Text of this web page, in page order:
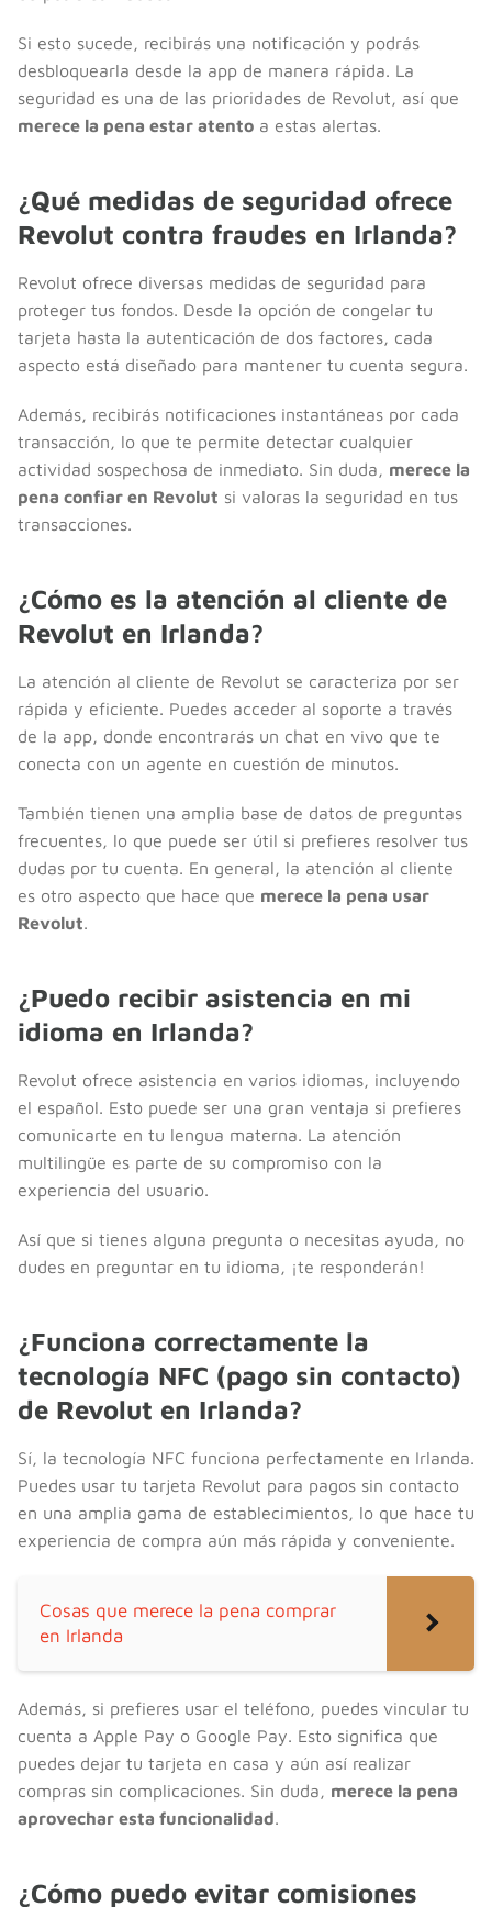
Si esto sucede, recibirás una notificación y podrás
desbloquearla desde la app de manera rápida. La
seguridad es una de las prioridades de Revolut, así que
merece la pena estar atento a estas alertas.
¿Qué medidas de seguridad ofrece
Revolut contra fraudes en Irlanda?
Revolut ofrece diversas medidas de seguridad para
proteger tus fondos. Desde la opción de congelar tu
tarjeta hasta la autenticación de dos factores, cada
aspecto está diseñado para mantener tu cuenta segura.
Además, recibirás notificaciones instantáneas por cada
transacción, lo que te permite detectar cualquier
actividad sospechosa de inmediato. Sin duda, merece la
pena confiar en Revolut si valoras la seguridad en tus
transacciones.
¿Cómo es la atención al cliente de
Revolut en Irlanda?
La atención al cliente de Revolut se caracteriza por ser
rápida y eficiente. Puedes acceder al soporte a través
de la app, donde encontrarás un chat en vivo que te
conecta con un agente en cuestión de minutos.
También tienen una amplia base de datos de preguntas
frecuentes, lo que puede ser útil si prefieres resolver tus
dudas por tu cuenta. En general, la atención al cliente
es otro aspecto que hace que merece la pena usar
Revolut.
¿Puedo recibir asistencia en mi
idioma en Irlanda?
Revolut ofrece asistencia en varios idiomas, incluyendo
el español. Esto puede ser una gran ventaja si prefieres
comunicarte en tu lengua materna. La atención
multilingüe es parte de su compromiso con la
experiencia del usuario.
Así que si tienes alguna pregunta o necesitas ayuda, no
dudes en preguntar en tu idioma, ¡te responderán!
¿Funciona correctamente la
tecnología NFC (pago sin contacto)
de Revolut en Irlanda?
Sí, la tecnología NFC funciona perfectamente en Irlanda.
Puedes usar tu tarjeta Revolut para pagos sin contacto
en una amplia gama de establecimientos, lo que hace tu
experiencia de compra aún más rápida y conveniente.
Cosas que merece la pena comprar
en Irlanda
Además, si prefieres usar el teléfono, puedes vincular tu
cuenta a Apple Pay o Google Pay. Esto significa que
puedes dejar tu tarjeta en casa y aún así realizar
compras sin complicaciones. Sin duda, merece la pena
aprovechar esta funcionalidad.
¿Cómo puedo evitar comisiones